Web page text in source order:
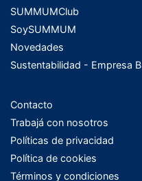
SUMMUMClub
SoySUMMUM
Novedades
Sustentabilidad - Empresa B
Contacto
Trabajá con nosotros
Políticas de privacidad
Política de cookies
Términos y condiciones